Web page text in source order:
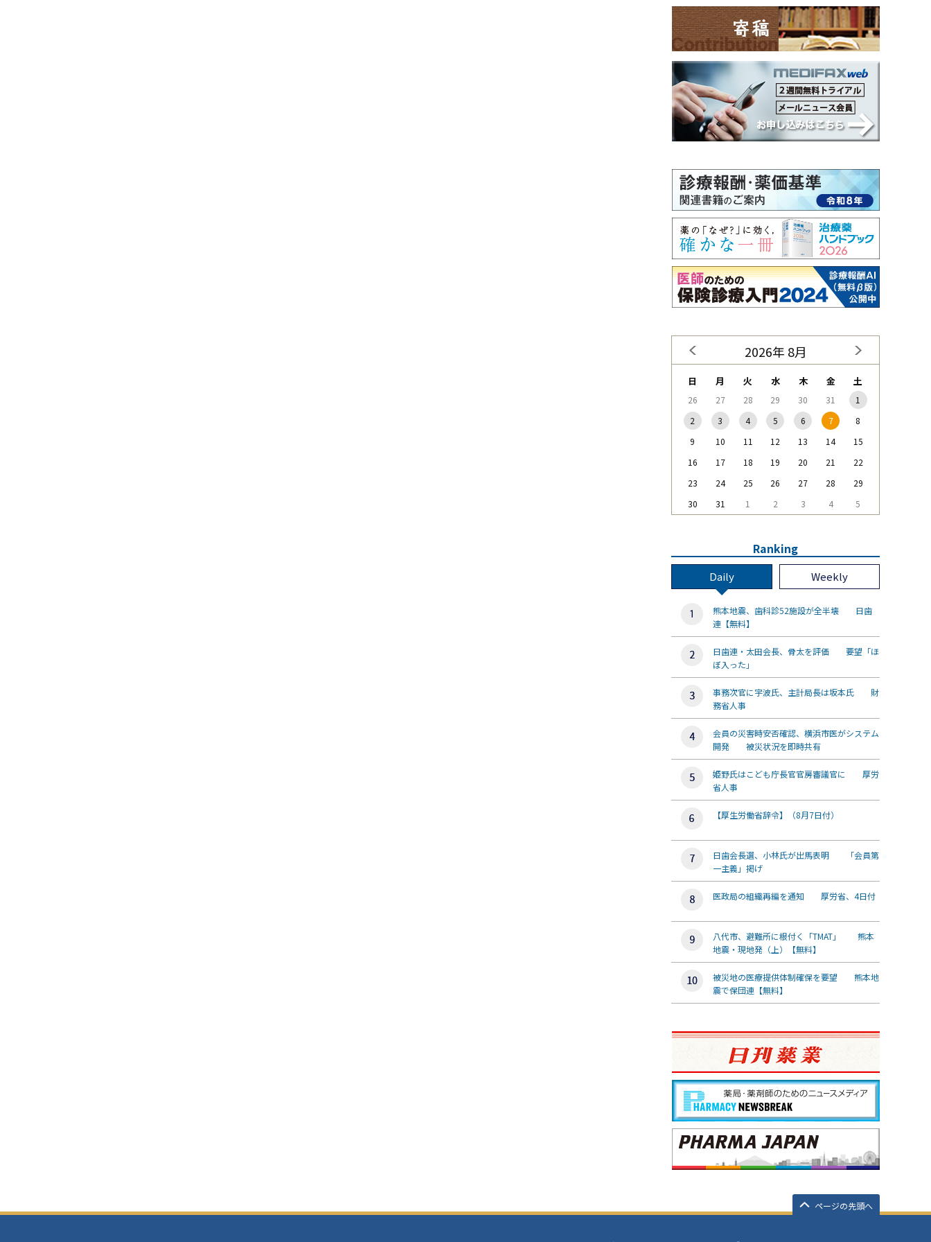
2026年 8月
日 月 火 水 木 金 土
26 27 28 29 30 31
1
2
3 4 5 6 7
8
9
10 11 12 13 14
15
16
17 18 19 20 21
22
23
24 25 26 27 28
29
30
31 1 2 3 4 5
Ranking
Daily Weekly
熊本地震、歯科診52施設が全半壊 日歯
連【無料】
日歯連・太田会長、骨太を評価 要望「ほ
ぼ入った」
事務次官に宇波氏、主計局長は坂本氏 財
務省人事
会員の災害時安否確認、横浜市医がシステム
開発 被災状況を即時共有
姫野氏はこども庁長官官房審議官に 厚労
省人事
【厚生労働省辞令】（8月7日付）
日歯会長選、小林氏が出馬表明 「会員第
一主義」掲げ
医政局の組織再編を通知 厚労省、4日付
八代市、避難所に根付く「TMAT」 熊本
地震・現地発（上）【無料】
被災地の医療提供体制確保を要望 熊本地
震で保団連【無料】
ページの先頭へ